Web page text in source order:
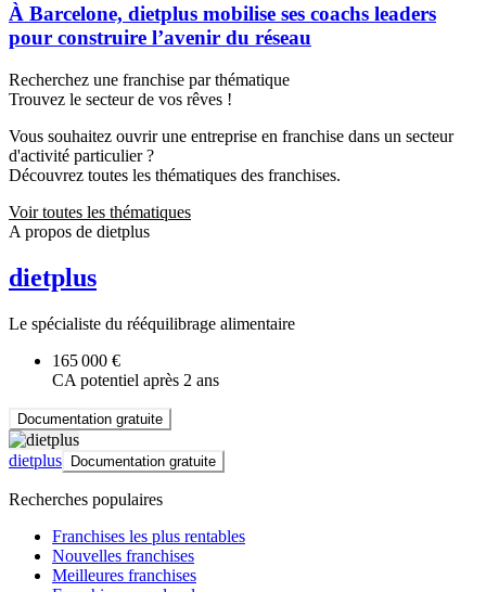
À Barcelone, dietplus mobilise ses coachs leaders
pour construire l’avenir du réseau
Recherchez une franchise par thématique
Trouvez le secteur de vos rêves !
Vous souhaitez ouvrir une entreprise en franchise dans un secteur
d'activité particulier ?
Découvrez toutes les thématiques des franchises.
Voir toutes les thématiques
A propos de dietplus
dietplus
Le spécialiste du rééquilibrage alimentaire
165 000 €
CA potentiel après 2 ans
Documentation gratuite
dietplus Documentation gratuite
Recherches populaires
Franchises les plus rentables
Nouvelles franchises
Meilleures franchises